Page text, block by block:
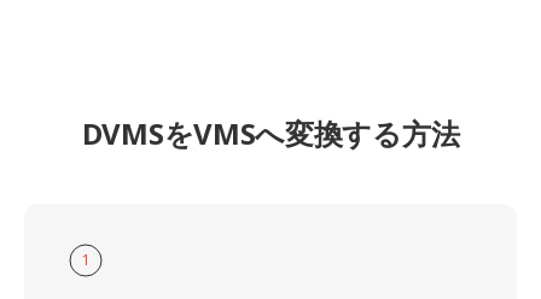
DVMSをVMSへ変換する方法
1